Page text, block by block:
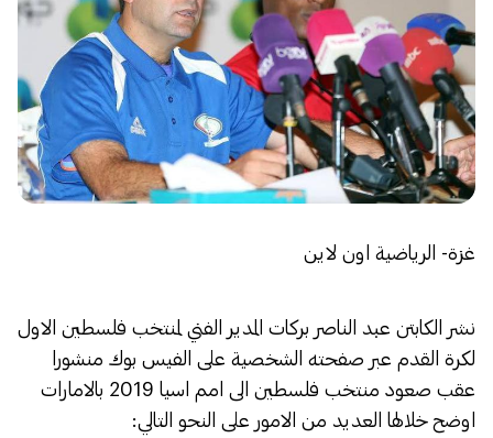
غزة- الرياضية اون لاين
نشر الكابتن عبد الناصر بركات المدير الفني لمنتخب فلسطين الاول
لكرة القدم عبر صفحته الشخصية على الفيس بوك منشورا
عقب صعود منتخب فلسطين الى امم اسيا 2019 بالامارات
اوضح خلالها العديد من الامور على النحو التالي: